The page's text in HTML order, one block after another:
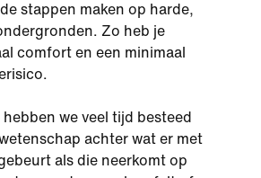
stappen maken op harde,
Zo heb je
comfort en een minimaal
hebben we veel tijd besteed
achter wat er met
als die neerkomt op